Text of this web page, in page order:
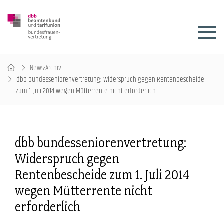
News-Archiv
dbb bundesseniorenvertretung: Widerspruch gegen Rentenbescheide
zum 1. Juli 2014 wegen Mütterrente nicht erforderlich
dbb bundesseniorenvertretung:
Widerspruch gegen
Rentenbescheide zum 1. Juli 2014
wegen Mütterrente nicht
erforderlich